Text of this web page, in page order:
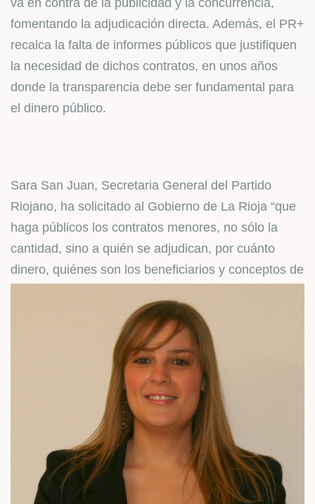
va en contra de la publicidad y la concurrencia,
fomentando la adjudicación directa. Además, el PR+
recalca la falta de informes públicos que justifiquen
la necesidad de dichos contratos, en unos años
donde la transparencia debe ser fundamental para
el dinero público.
Sara San Juan, Secretaria General del Partido
Riojano, ha solicitado al Gobierno de La Rioja “que
haga públicos los contratos menores, no sólo la
cantidad, sino a quién se adjudican, por cuánto
dinero, quiénes son los beneficiarios y conceptos de